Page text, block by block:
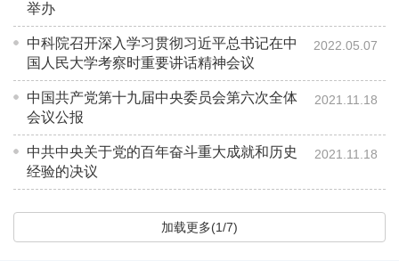
举办
中科院召开深入学习贯彻习近平总书记在中
国人民大学考察时重要讲话精神会议
2022.05.07
中国共产党第十九届中央委员会第六次全体
会议公报
2021.11.18
中共中央关于党的百年奋斗重大成就和历史
经验的决议
2021.11.18
加载更多(1/7)